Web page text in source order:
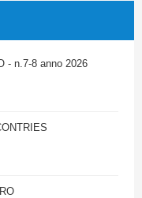
- n.7-8 anno 2026